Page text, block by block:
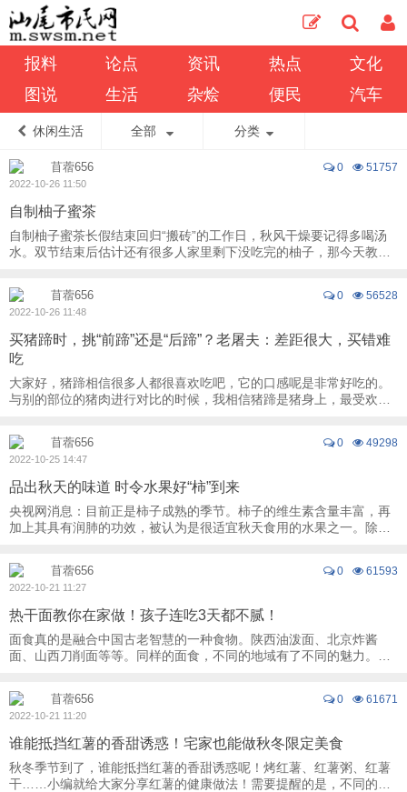
报料 论点 资讯 热点
文化
图说
生活 杂烩 便民 汽车
休闲生活 全部 分类
0 51757
苜蓿656
2022-10-26 11:50
自制柚子蜜茶
自制柚子蜜茶长假结束回归“搬砖”的工作日，秋风干燥要记得多喝汤
水。双节结束后估计还有很多人家里剩下没吃完的柚子，那今天教大
0 56528
苜蓿656
2022-10-26 11:48
买猪蹄时，挑“前蹄”还是“后蹄”？老屠夫：差距很大，买错难
吃
大家好，猪蹄相信很多人都很喜欢吃吧，它的口感呢是非常好吃的。
与别的部位的猪肉进行对比的时候，我相信猪蹄是猪身上，最受欢迎
0 49298
苜蓿656
2022-10-25 14:47
品出秋天的味道 时令水果好“柿”到来
央视网消息：目前正是柿子成熟的季节。柿子的维生素含量丰富，再
加上其具有润肺的功效，被认为是很适宜秋天食用的水果之一。除了
0 61593
苜蓿656
2022-10-21 11:27
热干面教你在家做！孩子连吃3天都不腻！
面食真的是融合中国古老智慧的一种食物。陕西油泼面、北京炸酱
面、山西刀削面等等。同样的面食，不同的地域有了不同的魅力。今
0 61671
苜蓿656
2022-10-21 11:20
谁能抵挡红薯的香甜诱惑！宅家也能做秋冬限定美食
秋冬季节到了，谁能抵挡红薯的香甜诱惑呢！烤红薯、红薯粥、红薯
干……小编就给大家分享红薯的健康做法！需要提醒的是，不同的烹